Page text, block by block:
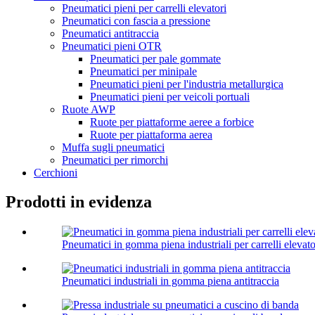
Pneumatici pieni per carrelli elevatori
Pneumatici con fascia a pressione
Pneumatici antitraccia
Pneumatici pieni OTR
Pneumatici per pale gommate
Pneumatici per minipale
Pneumatici pieni per l'industria metallurgica
Pneumatici pieni per veicoli portuali
Ruote AWP
Ruote per piattaforme aeree a forbice
Ruote per piattaforma aerea
Muffa sugli pneumatici
Pneumatici per rimorchi
Cerchioni
Prodotti in evidenza
Pneumatici in gomma piena industriali per carrelli
Pneumatici industriali in gomma piena antitraccia